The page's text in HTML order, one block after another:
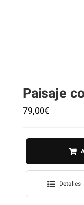
Paisaje
79,00€
Detalles